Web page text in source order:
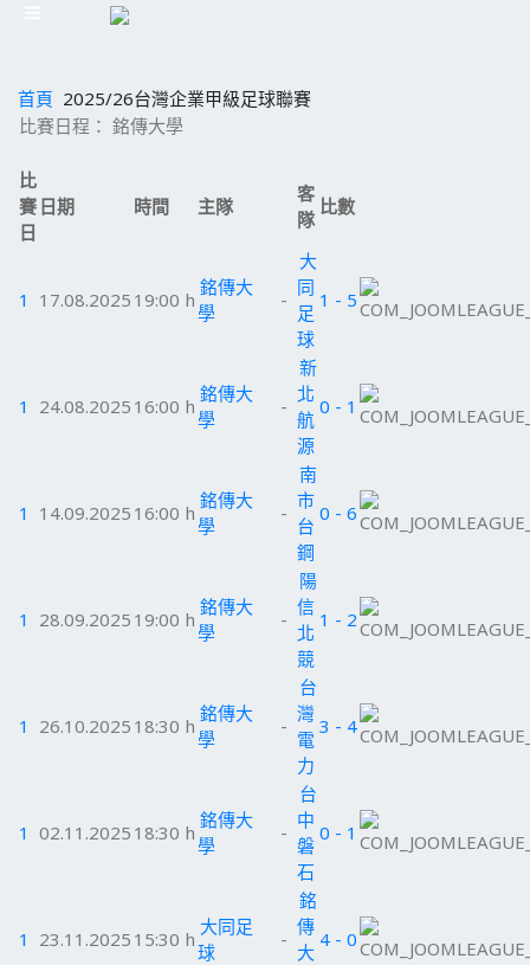
首頁 2025/26台灣企業甲級足球聯賽
比賽日程： 銘傳大學
比
賽
日
日期 時間 主隊
客
隊
比數
1 17.08.2025 19:00 h
銘傳大
學
-
大
同
足
球
1 - 5
1 24.08.2025 16:00 h
銘傳大
學
-
新
北
航
源
0 - 1
1 14.09.2025 16:00 h
銘傳大
學
-
南
市
台
鋼
0 - 6
1 28.09.2025 19:00 h
銘傳大
學
-
陽
信
北
競
1 - 2
1 26.10.2025 18:30 h
銘傳大
學
-
台
灣
電
力
3 - 4
1 02.11.2025 18:30 h
銘傳大
學
-
台
中
磐
石
0 - 1
1 23.11.2025 15:30 h
大同足
球
-
銘
傳
大
4 - 0